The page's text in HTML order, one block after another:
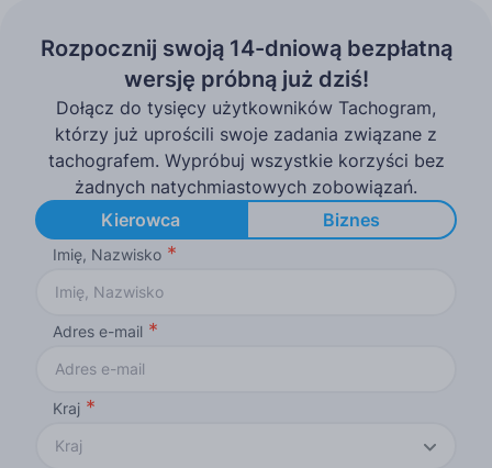
Rozpocznij swoją 14-dniową bezpłatną
wersję próbną już dziś!
Dołącz do tysięcy użytkowników Tachogram,
którzy już uprościli swoje zadania związane z
tachografem. Wypróbuj wszystkie korzyści bez
żadnych natychmiastowych zobowiązań.
Kierowca
Biznes
Imię, Nazwisko
Adres e-mail
Kraj
Kraj